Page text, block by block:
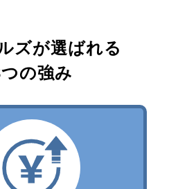
ズが選ばれる
の強み